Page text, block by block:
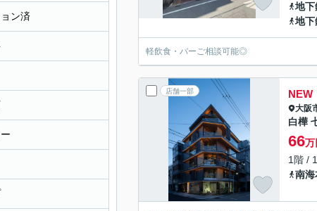
地下
地下
軽飲食・バーご相談可能◎
店舗一部 NEW
大阪
白樺
66万
1階 /
南海
ン済